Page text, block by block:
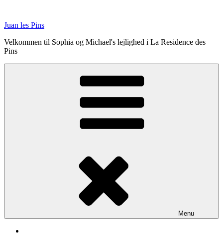
indhold
Juan les Pins
Velkommen til Sophia og Michael's lejlighed i La Residence des
Pins
Menu